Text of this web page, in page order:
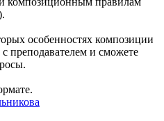
особенностях композиции
преподавателем и сможете